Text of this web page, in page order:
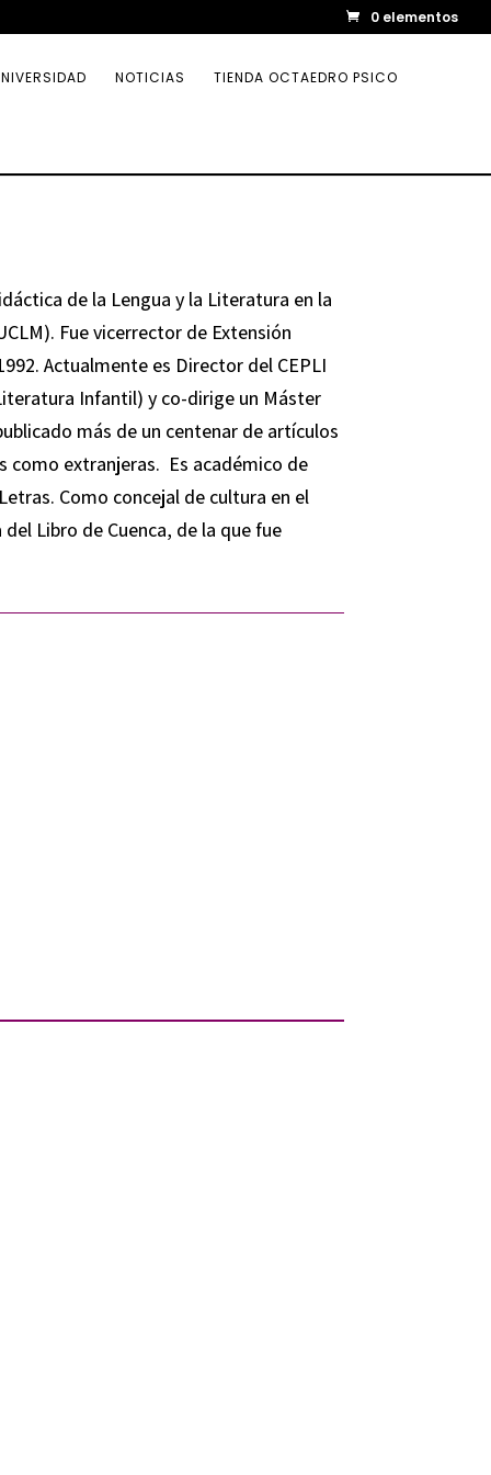
0 elementos
NOTICIAS TIENDA OCTAEDRO PSICO
de la Lengua y la Literatura en la
Fue vicerrector de Extensión
Actualmente es Director del CEPLI
Infantil) y co-dirige un Máster
más de un centenar de artículos
como extranjeras. Es académico de
Como concejal de cultura en el
Libro de Cuenca, de la que fue